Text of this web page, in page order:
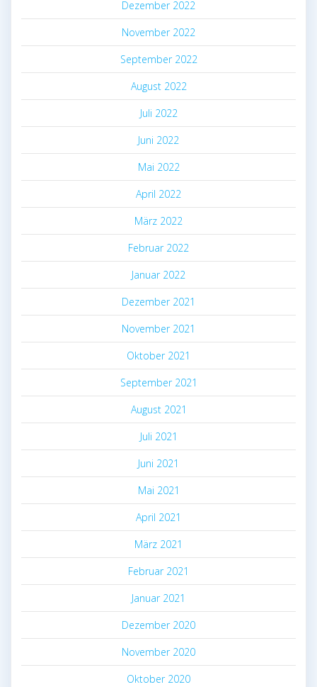
Dezember 2022
November 2022
September 2022
August 2022
Juli 2022
Juni 2022
Mai 2022
April 2022
März 2022
Februar 2022
Januar 2022
Dezember 2021
November 2021
Oktober 2021
September 2021
August 2021
Juli 2021
Juni 2021
Mai 2021
April 2021
März 2021
Februar 2021
Januar 2021
Dezember 2020
November 2020
Oktober 2020